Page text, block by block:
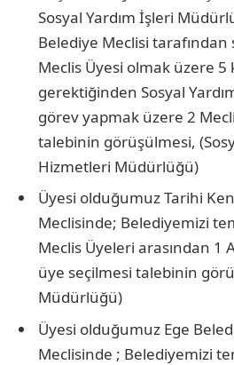
Sosyal Yardım İşleri
Belediye Meclisi tarafından
Meclis Üyesi olmak üzere 5
gerektiğinden Sosyal
görev yapmak üzere 2
talebinin görüşülmesi,
Hizmetleri Müdürlüğü)
Üyesi olduğumuz Tarihi
Meclisinde; Belediyemizi
Meclis Üyeleri arasından 1
üye seçilmesi talebinin
Müdürlüğü)
Üyesi olduğumuz Ege
Meclisinde ; Belediyemizi